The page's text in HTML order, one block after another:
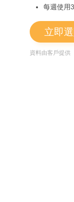
每週使用
立即
資料由客戶提供